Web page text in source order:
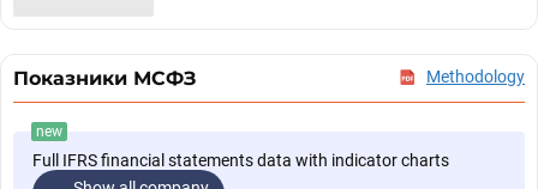
Показники МСФЗ Methodology
new
Full IFRS financial statements data with indicator charts